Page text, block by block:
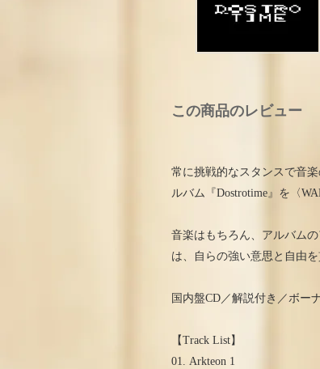
この商品のレビュー
常に挑戦的なスタンスで音
ルバム『Dostrotime』を〈
音楽はもちろん、アルバム
は、自らの強い意思と自由
国内盤CD／解説付き／ボー
【Track List】
01. Arkteon 1